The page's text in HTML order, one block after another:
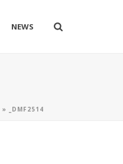
NEWS
» _DMF2514